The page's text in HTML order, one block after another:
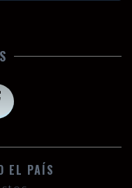
EL PAÍS